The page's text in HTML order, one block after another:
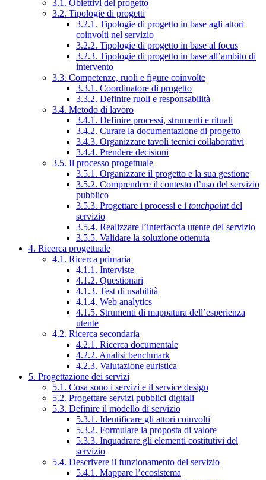
3.1. Obiettivi del progetto
3.2. Tipologie di progetti
3.2.1. Tipologie di progetto in base agli attori
coinvolti nel servizio
3.2.2. Tipologie di progetto in base al focus
3.2.3. Tipologie di progetto in base all’ambito di
intervento
3.3. Competenze, ruoli e figure coinvolte
3.3.1. Coordinatore di progetto
3.3.2. Definire ruoli e responsabilità
3.4. Metodo di lavoro
3.4.1. Definire processi, strumenti e rituali
3.4.2. Curare la documentazione di progetto
3.4.3. Organizzare tavoli tecnici collaborativi
3.4.4. Prendere decisioni
3.5. Il processo progettuale
3.5.1. Organizzare il progetto e la sua gestione
3.5.2. Comprendere il contesto d’uso del servizio
pubblico
3.5.3. Progettare i processi e i touchpointdel
servizio
3.5.4. Realizzare l’interfaccia utente del servizio
3.5.5. Validare la soluzione ottenuta
4. Ricerca progettuale
4.1. Ricerca primaria
4.1.1. Interviste
4.1.2. Questionari
4.1.3. Test di usabilità
4.1.4. Web analytics
4.1.5. Strumenti di mappatura dell’esperienza
utente
4.2. Ricerca secondaria
4.2.1. Ricerca documentale
4.2.2. Analisi benchmark
4.2.3. Valutazione euristica
5. Progettazione dei servizi
5.1. Cosa sono i servizi e il service design
5.2. Progettare servizi pubblici digitali
5.3. Definire il modello di servizio
5.3.1. Identificare gli attori coinvolti
5.3.2. Formulare la proposta di valore
5.3.3. Inquadrare gli elementi costitutivi del
servizio
5.4. Descrivere il funzionamento del servizio
5.4.1. Mappare l’ecosistema